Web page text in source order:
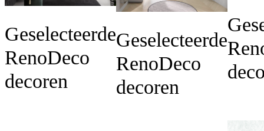
Geselecteerde
RenoDeco
decoren
Geselecteerde
RenoDeco
decoren